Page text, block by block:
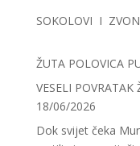
SOKOLOVI I
ŽUTA POLOVICA
VESELI POVRATAK
18/06/2026
Dok svijet čeka